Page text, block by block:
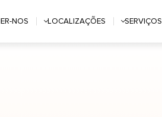
NOS LOCALIZAÇÕES SERVIÇOS